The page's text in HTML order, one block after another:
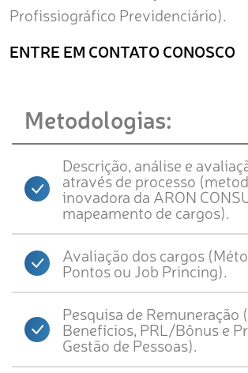
Profissiográfico Previdenciário).
ENTRE EM CONTATO CONOSCO
Metodologias:
Descrição, análise e
através de processo
inovadora da ARON
mapeamento de cargos).
Avaliação dos cargos
Pontos ou Job Princing).
Pesquisa de Remuneração
Benefícios, PRL/Bônus e
Gestão de Pessoas).